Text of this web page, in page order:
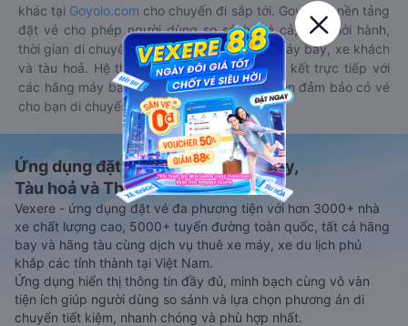
khác tại Goyolo.com cho chuyến đi sắp tới. Goyolo là nền tảng
đặt vé cho phép người dùng so sánh giá cả, giờ khởi hành,
thời gian di chuyển của nhiều phương tiện máy bay, xe khách
và tàu hoả. Hệ thống của Goyolo được liên kết trực tiếp với
các hãng máy bay, xe khách và tàu hoả, luôn đảm bảo có vé
cho bạn di chuyển.
Ứng dụng đặt vé Xe khách, Máy bay,
Tàu hoả và Thuê xe
Vexere - ứng dụng đặt vé đa phương tiện với hơn 3000+ nhà
xe chất lượng cao, 5000+ tuyến đường toàn quốc, tất cả hãng
bay và hãng tàu cùng dịch vụ thuê xe máy, xe du lịch phủ
khắp các tỉnh thành tại Việt Nam.
Ứng dụng hiển thị thông tin đầy đủ, minh bạch cùng vô vàn
tiện ích giúp người dùng so sánh và lựa chọn phương án di
chuyển tiết kiệm, nhanh chóng và phù hợp nhất.